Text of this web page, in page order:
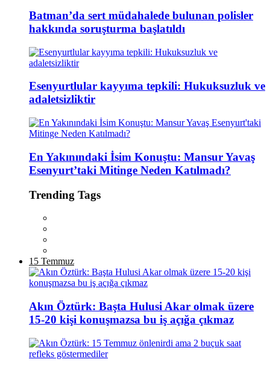
Batman’da sert müdahalede bulunan polisler
hakkında soruşturma başlatıldı
Esenyurtlular kayyıma tepkili: Hukuksuzluk ve
adaletsizliktir
En Yakınındaki İsim Konuştu: Mansur Yavaş
Esenyurt’taki Mitinge Neden Katılmadı?
Trending Tags
15 Temmuz
Akın Öztürk: Başta Hulusi Akar olmak üzere
15-20 kişi konuşmazsa bu iş açığa çıkmaz